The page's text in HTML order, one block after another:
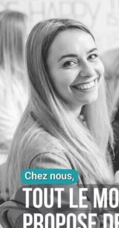
ENFANCE JEUNESSE
ASSOCIATIONS